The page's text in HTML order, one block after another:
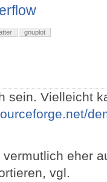
gnuplot
sein. Vielleicht
vermutlich eher
vgl.